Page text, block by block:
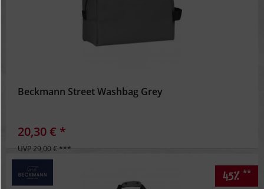
Beckmann Street Washbag Grey
20,30 € *
UVP 29,00 € ***
45% **